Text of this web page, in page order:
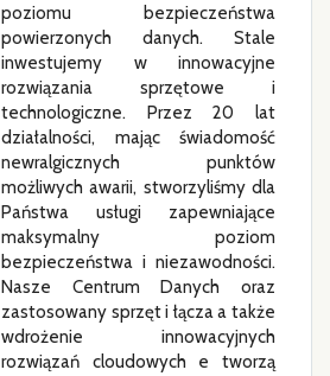
poziomu bezpieczeństwa
powierzonych danych. Stale
inwestujemy w innowacyjne
rozwiązania sprzętowe i
technologiczne. Przez 20 lat
działalności, mając świadomość
newralgicznych punktów
możliwych awarii, stworzyliśmy dla
Państwa usługi zapewniające
maksymalny poziom
bezpieczeństwa i niezawodności.
Nasze Centrum Danych oraz
zastosowany sprzęt i łącza a także
wdrożenie innowacyjnych
rozwiązań cloudowych e tworzą